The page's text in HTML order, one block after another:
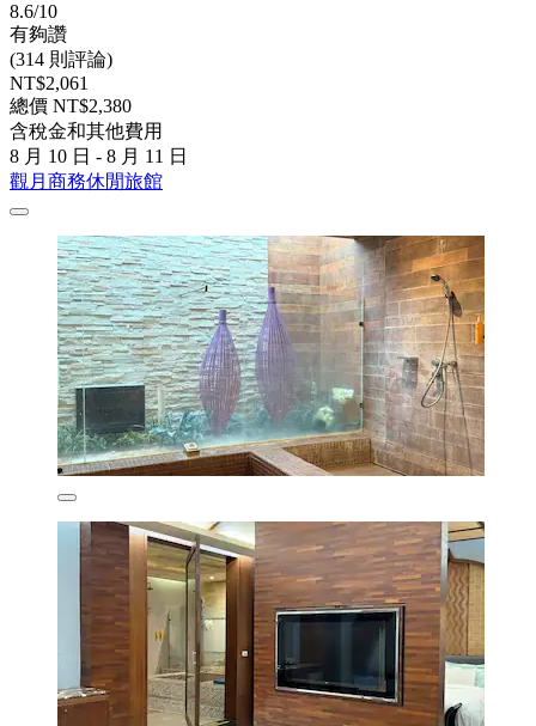
8.6/10
有夠讚
(314 則評論)
NT$2,061
總價 NT$2,380
含稅金和其他費用
8 月 10 日 - 8 月 11 日
觀月商務休閒旅館